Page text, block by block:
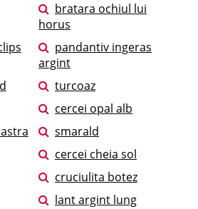
bratara ochiul lui
horus
pandantiv ingeras
argint
turcoaz
cercei opal alb
smarald
cercei cheia sol
cruciulita botez
lant argint lung